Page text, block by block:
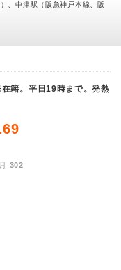
、中津駅（阪急神戸本線、阪
籍。平日19時まで。発熱
:302